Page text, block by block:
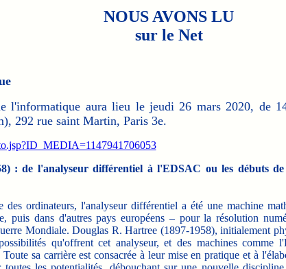
NOUS AVONS LU
sur le Net
l'informatique aura lieu le jeudi 26 mars 2020, de
292 rue saint Martin, Paris 3e.
: de l'analyseur différentiel à l'EDSAC ou les débuts de
ordinateurs, l'analyseur différentiel a été une machine
puis dans d'autres pays européens – pour la résolution
Mondiale. Douglas R. Hartree (1897-1958), initialement
qu'offrent cet analyseur, et des machines comme
sa carrière est consacrée à leur mise en pratique et à